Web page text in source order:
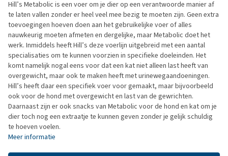
Hill’s Metabolic is een voer om je dier op een verantwoorde manier af
te laten vallen zonder er heel veel mee bezig te moeten zijn. Geen extra
toevoegingen hoeven doen aan het gebruikelijke voer of alles
nauwkeurig moeten afmeten en dergelijke, maar Metabolic doet het
werk. Inmiddels heeft Hill’s deze voerlijn uitgebreid met een aantal
specialisaties om te kunnen voorzien in specifieke doeleinden. Het
komt namelijk nogal eens voor dat een kat niet alleen last heeft van
overgewicht, maar ook te maken heeft met urinewegaandoeningen.
Hill’s heeft daar een specifiek voer voor gemaakt, maar bijvoorbeeld
ook voor de hond met overgewicht en last van de gewrichten.
Daarnaast zijn er ook snacks van Metabolic voor de hond en kat om je
dier toch nog een extraatje te kunnen geven zonder je gelijk schuldig
te hoeven voelen.
Meer informatie